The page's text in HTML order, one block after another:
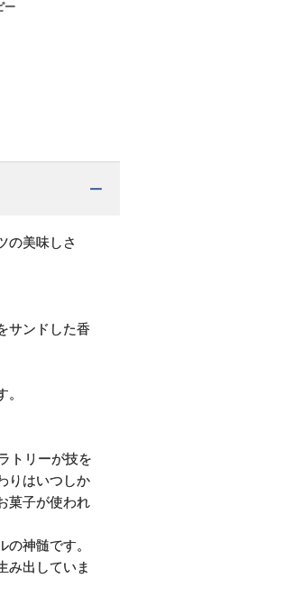
ー
の美味しさ
サンドした香
トリーが技を
りはいつしか
菓子が使われ
神髄です。
み出していま